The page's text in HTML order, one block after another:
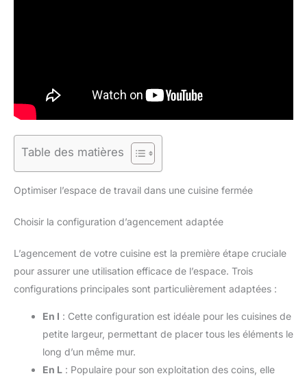
Table des matières
Optimiser l’espace de travail dans une cuisine fermée
Choisir la configuration d’agencement adaptée
L’agencement de votre cuisine est la première étape cruciale
pour assurer une utilisation efficace de l’espace. Trois
configurations principales sont particulièrement adaptées :
En I : Cette configuration est idéale pour les cuisines de
petite largeur, permettant de placer tous les éléments le
long d’un même mur.
En L : Populaire pour son exploitation des coins, elle